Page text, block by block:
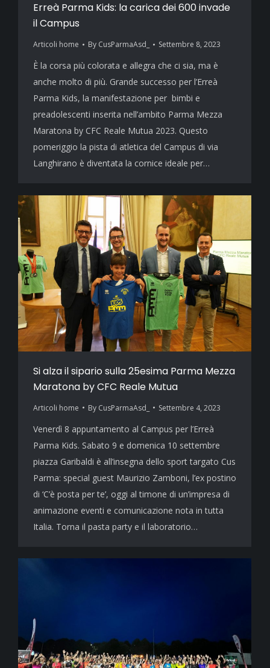
Erreà Parma Kids: la carica dei 600 invade
il Campus
Articoli home By CusParmaAsd_ Settembre 8, 2023
È la corsa più colorata e allegra che ci sia, ma è
anche molto di più. Grande successo per l’Erreà
Parma Kids, la manifestazione per bimbi e
preadolescenti inserita nell’ambito Parma Mezza
Maratona by CFC Reale Mutua 2023. Questo
pomeriggio la pista di atletica del Campus di via
Langhirano è diventata la cornice ideale per…
Si alza il sipario sulla 25esima Parma Mezza
Maratona by CFC Reale Mutua
Articoli home By CusParmaAsd_ Settembre 4, 2023
Venerdì 8 appuntamento al Campus per l’Erreà
Parma Kids. Sabato 9 e domenica 10 settembre
piazza Garibaldi è all’insegna dello sport targato Cus
Parma: special guest Maurizio Zamboni, l’ex postino
di ‘C’è posta per te’, oggi al timone di un’impresa di
animazione eventi e comunicazione nota in tutta
Italia. Torna il pasta party e il laboratorio…